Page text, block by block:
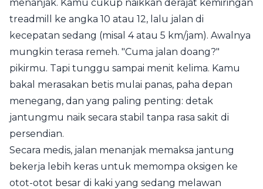
menanjak. Kamu cukup naikkan derajat kemiringan
treadmill ke angka 10 atau 12, lalu jalan di
kecepatan sedang (misal 4 atau 5 km/jam). Awalnya
mungkin terasa remeh. "Cuma jalan doang?"
pikirmu. Tapi tunggu sampai menit kelima. Kamu
bakal merasakan betis mulai panas, paha depan
menegang, dan yang paling penting: detak
jantungmu naik secara stabil tanpa rasa sakit di
persendian.
Secara medis, jalan menanjak memaksa jantung
bekerja lebih keras untuk memompa oksigen ke
otot-otot besar di kaki yang sedang melawan